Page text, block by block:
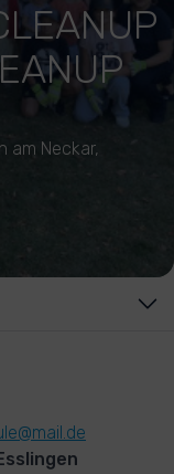
am Neckar,